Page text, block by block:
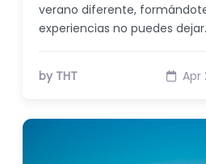
verano diferente,
experiencias no puedes
by THT Apr